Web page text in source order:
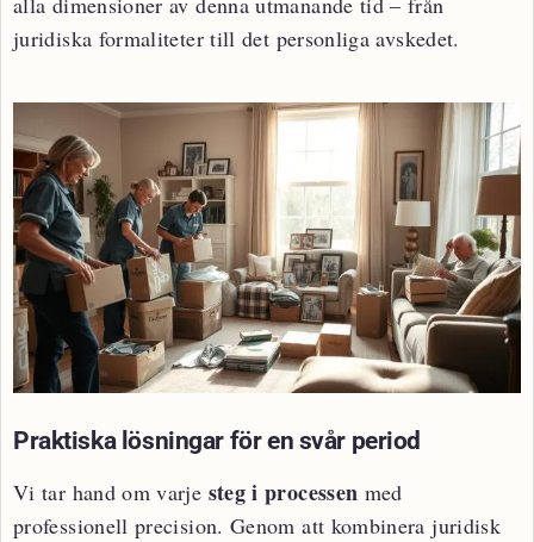
juridiska formaliteter till det personliga avskedet.
Praktiska lösningar för en svår period
Vi tar hand om varje steg i processen med
professionell precision. Genom att kombinera juridisk